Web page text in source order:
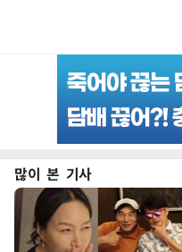
많이 본 기사